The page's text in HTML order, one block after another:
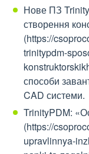
Нове ПЗ
створення
(https://
trinitypdm-
способи
CAD системи.
TrinityPDM:
(https://
upravlinnya-